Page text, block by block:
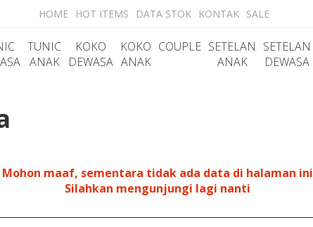
HOME HOT ITEMS DATA STOK KONTAK SALE
TUNIC
ANAK
KOKO
DEWASA
KOKO
ANAK
COUPLE SETELAN
ANAK
SETELAN
DEWASA
Mohon maaf, sementara tidak ada data di halaman ini
Silahkan mengunjungi lagi nanti